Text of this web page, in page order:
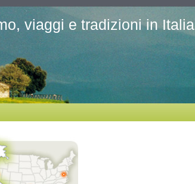
viaggi e tradizioni in Italia